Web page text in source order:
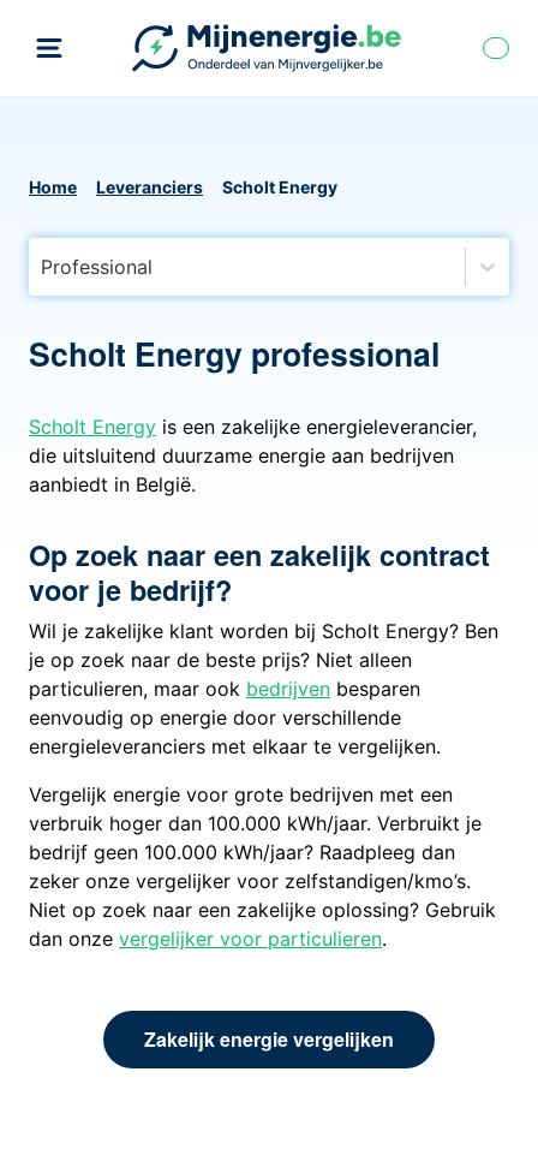
Home Leveranciers Scholt Energy
Professional
Scholt Energy professional
Scholt Energy is een zakelijke energieleverancier,
die uitsluitend duurzame energie aan bedrijven
aanbiedt in België.
Op zoek naar een zakelijk contract
voor je bedrijf?
Wil je zakelijke klant worden bij Scholt Energy? Ben
je op zoek naar de beste prijs? Niet alleen
particulieren, maar ook bedrijven besparen
eenvoudig op energie door verschillende
energieleveranciers met elkaar te vergelijken.
Vergelijk energie voor grote bedrijven met een
verbruik hoger dan 100.000 kWh/jaar. Verbruikt je
bedrijf geen 100.000 kWh/jaar? Raadpleeg dan
zeker onze vergelijker voor zelfstandigen/kmo’s.
Niet op zoek naar een zakelijke oplossing? Gebruik
dan onze vergelijker voor particulieren.
Zakelijk energie vergelijken